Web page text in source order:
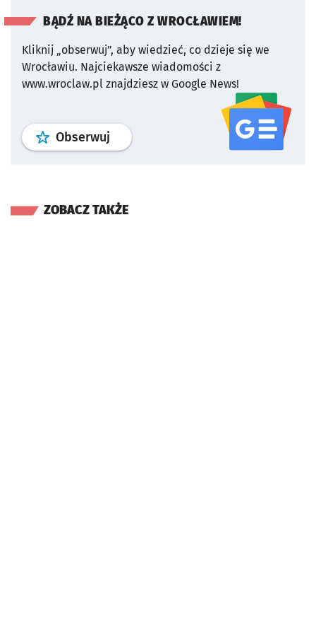
BĄDŹ NA BIEŻĄCO Z WROCŁAWIEM!
Kliknij „obserwuj”, aby wiedzieć, co dzieje się we
Wrocławiu. Najciekawsze wiadomości z
www.wroclaw.pl znajdziesz w Google News!
Obserwuj profil serwisu
ZOBACZ TAKŻE